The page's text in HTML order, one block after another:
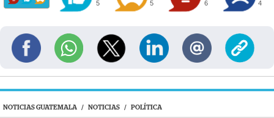
5 5 6 4
NOTICIAS GUATEMALA / NOTICIAS / POLÍTICA